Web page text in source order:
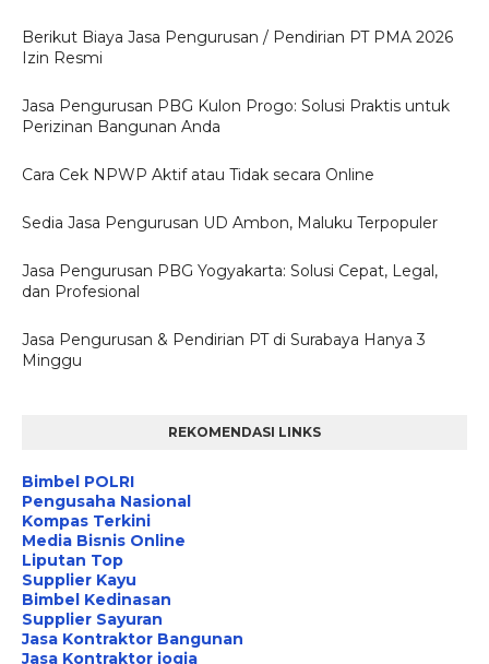
Berikut Biaya Jasa Pengurusan / Pendirian PT PMA 2026
Izin Resmi
Jasa Pengurusan PBG Kulon Progo: Solusi Praktis untuk
Perizinan Bangunan Anda
Cara Cek NPWP Aktif atau Tidak secara Online
Sedia Jasa Pengurusan UD Ambon, Maluku Terpopuler
Jasa Pengurusan PBG Yogyakarta: Solusi Cepat, Legal,
dan Profesional
Jasa Pengurusan & Pendirian PT di Surabaya Hanya 3
Minggu
REKOMENDASI LINKS
Bimbel POLRI
Pengusaha Nasional
Kompas Terkini
Media Bisnis Online
Liputan Top
Supplier Kayu
Bimbel Kedinasan
Supplier Sayuran
Jasa Kontraktor Bangunan
Jasa Kontraktor jogja